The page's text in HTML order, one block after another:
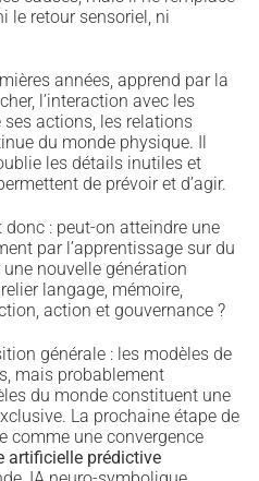
le retour sensoriel, ni
années, apprend par la
l’interaction avec les
actions, les relations
du monde physique. Il
les détails inutiles et
de prévoir et d’agir.
: peut-on atteindre une
par l’apprentissage sur du
nouvelle génération
langage, mémoire,
action et gouvernance ?
générale : les modèles de
mais probablement
du monde constituent une
La prochaine étape de
comme une convergence
artificielle prédictive